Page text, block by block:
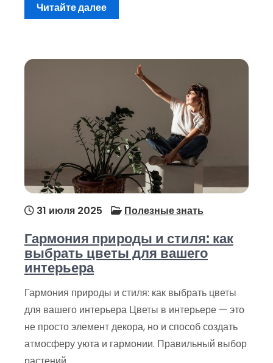
Читайте далее
31 июля 2025 Полезные знать
Гармония природы и стиля: как
выбрать цветы для вашего
интерьера
Гармония природы и стиля: как выбрать цветы
для вашего интерьера Цветы в интерьере — это
не просто элемент декора, но и способ создать
атмосферу уюта и гармонии. Правильный выбор